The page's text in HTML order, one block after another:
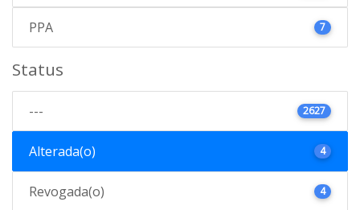
PPA 7
Status
--- 2627
Alterada(o) 4
Revogada(o) 4